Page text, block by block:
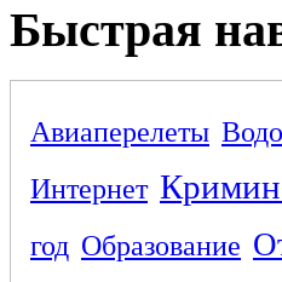
Быстрая
Авиаперелеты
Интернет
год Образование